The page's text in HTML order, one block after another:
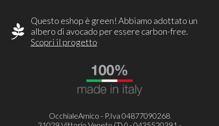
Questo eshop è green! Abbiamo adottato un
albero di avocado per essere carbon-free.
Scopri il progetto
OcchialeAmico - P.Iva 04877090268